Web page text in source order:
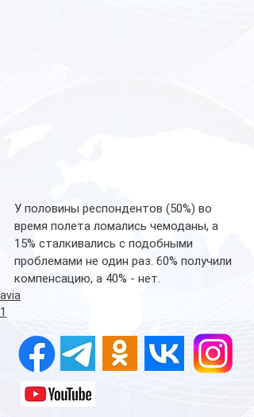
У половины респондентов (50%) во
время полета ломались чемоданы, а
15% сталкивались с подобными
проблемами не один раз. 60% получили
компенсацию, а 40% - нет.
avia
1